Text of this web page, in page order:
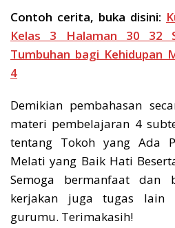
Contoh cerita, buka disini:
Kelas 3 Halaman 30 32
Tumbuhan bagi Kehidupan
4
Demikian pembahasan
materi pembelajaran 4
tentang Tokoh yang Ada
Melati yang Baik Hati
Semoga bermanfaat dan
kerjakan juga tugas lain
gurumu. Terimakasih!